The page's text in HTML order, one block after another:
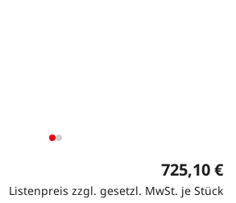
725,10 €
Listenpreis zzgl. gesetzl. MwSt. je Stück